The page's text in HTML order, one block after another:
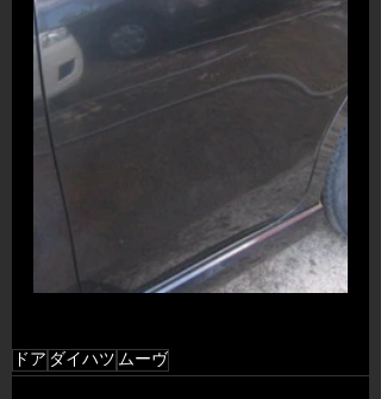
ドア ダイハツ ムーヴ